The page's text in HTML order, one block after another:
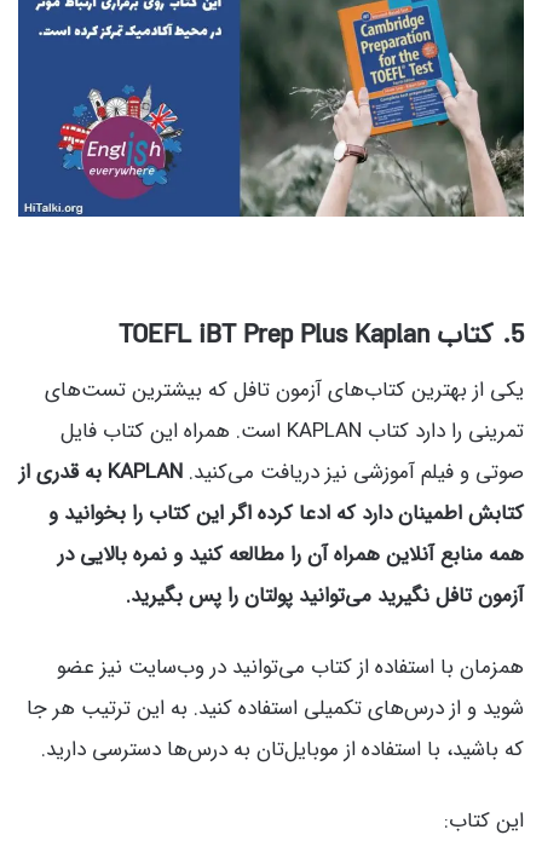
5. کتاب TOEFL iBT Prep Plus Kaplan
یکی از بهترین کتاب‌های آزمون تافل که بیشترین تست‌های
تمرینی را دارد کتاب KAPLAN است. همراه این کتاب فایل
صوتی و فیلم آموزشی نیز دریافت می‌کنید.
KAPLAN به قدری از
کتابش اطمینان دارد که ادعا کرده اگر این کتاب را بخوانید و
همه منابع آنلاین همراه آن را مطالعه کنید و نمره بالایی در
آزمون تافل نگیرید می‌توانید پولتان را پس بگیرید.
همزمان با استفاده از کتاب می‌توانید در وب‌سایت نیز عضو
شوید و از درس‌های تکمیلی استفاده کنید. به این ترتیب هر جا
که باشید، با استفاده از موبایل‌تان به درس‌ها دسترسی دارید.
این کتاب: